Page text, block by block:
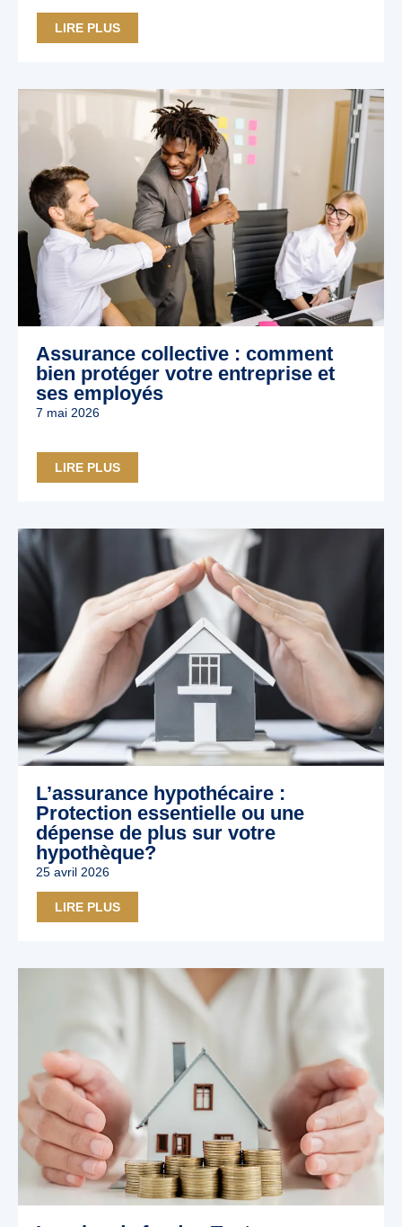
LIRE PLUS
Assurance collective : comment
bien protéger votre entreprise et
ses employés
7 mai 2026
LIRE PLUS
L’assurance hypothécaire :
Protection essentielle ou une
dépense de plus sur votre
hypothèque?
25 avril 2026
LIRE PLUS